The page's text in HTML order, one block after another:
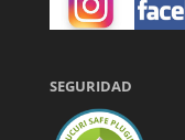
SEGURIDAD